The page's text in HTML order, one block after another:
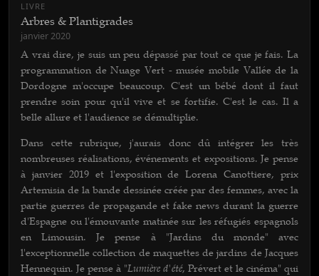
LIVRE
Arbres & Plantigrades
janvier 2020
A vrai dire, je suis un peu dépassé par tout ce que je fais. La
programmation de Nuage Vert - musée mobile Vallée de la
Dordogne m'occupe beaucoup. C'est un bébé dont il faut
prendre soin pour qu'il vive et se fortifie. C'est le cas. Il a
belle allure et l'audience se démultiplie.
Dans cette rubrique, j'aurais donc dû intégrer les très
nombreuses réalisations, événements et expositions. Je pense
à janvier 2019 et l'exposition de Lorena Canottiere, prix
Artemisia de la bande dessinée créée par des femmes, avec la
partie guerres de propagande et fake news durant la guerre
d'Espagne ou l'émouvante matinée sur les réfugiés espagnols
en Limousin. Je pense à "Jardins du monde" avec
l'exceptionnelle collection de maquettes de jardins de Jacques
Hennequin. Je pense à "Lumière d'été, Prévert et le cinéma" qui